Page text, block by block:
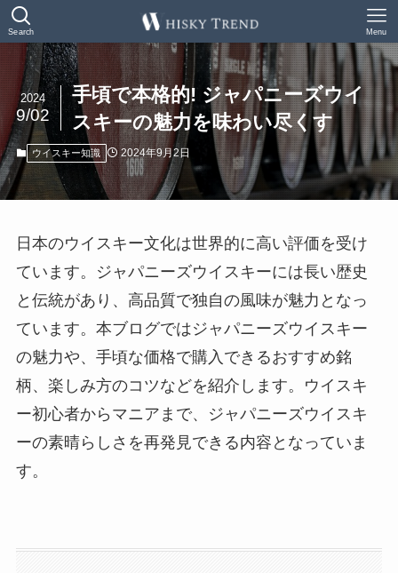
Search Menu
手頃で本格的! ジャパニーズウイ
スキーの魅力を味わい尽くす
2024
9/02
ウイスキー知識 2024年9月2日
日本のウイスキー文化は世界的に高い評価を受け
ています。ジャパニーズウイスキーには長い歴史
と伝統があり、高品質で独自の風味が魅力となっ
ています。本ブログではジャパニーズウイスキー
の魅力や、手頃な価格で購入できるおすすめ銘
柄、楽しみ方のコツなどを紹介します。ウイスキ
ー初心者からマニアまで、ジャパニーズウイスキ
ーの素晴らしさを再発見できる内容となっていま
す。